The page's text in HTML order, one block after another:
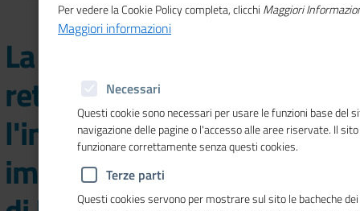
La collaborazione tra le
reti EEN e EDIH per
l'innovazione delle
imprese nel nuovo numero
Per vedere la Cookie Policy completa, clicchi Maggiori
Maggiori informazioni
Necessari
Questi cookie sono necessari per usare le funzioni base del
navigazione delle pagine o l'accesso alle aree riservate. Il
funzionare correttamente senza questi cookies.
Terze parti
Questi cookies servono per mostrare sul sito le bacheche